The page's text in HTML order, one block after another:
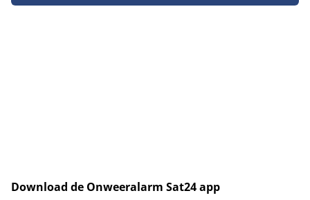
Download de Onweeralarm Sat24 app